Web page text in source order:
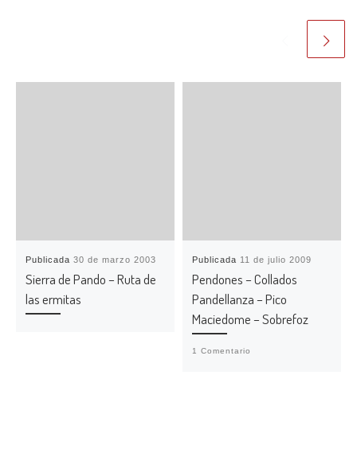
Publicada30 de marzo 2003
Sierra de Pando – Ruta de
las ermitas
Publicada 11 de julio 2009
Pendones – Collados
Pandellanza – Pico
Maciedome – Sobrefoz
1 Comentario